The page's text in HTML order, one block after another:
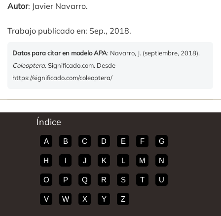
Autor: Javier Navarro.
Trabajo publicado en: Sep., 2018.
Datos para citar en modelo APA: Navarro, J. (septiembre, 2018).
Coleoptera. Significado.com. Desde
https://significado.com/coleoptera/
Índice
A B C D E F G
H I J K L M N
O P Q R S T U
V W X Y Z